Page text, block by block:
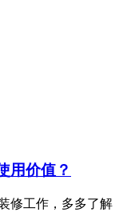
用价值？
修工作，多多了解